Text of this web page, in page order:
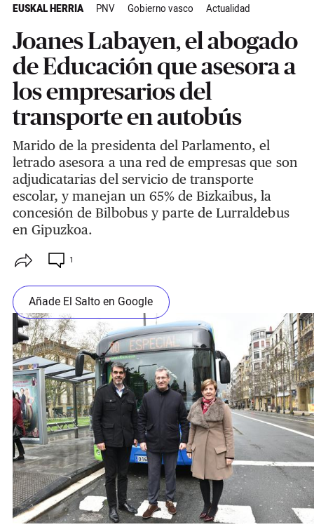
EUSKAL HERRIA PNV Gobierno vasco Actualidad
Joanes Labayen, el abogado
de Educación que asesora a
los empresarios del
transporte en autobús
Marido de la presidenta del Parlamento, el
letrado asesora a una red de empresas que son
adjudicatarias del servicio de transporte
escolar, y manejan un 65% de Bizkaibus, la
concesión de Bilbobus y parte de Lurraldebus
en Gipuzkoa.
1
Añade El Salto en Google